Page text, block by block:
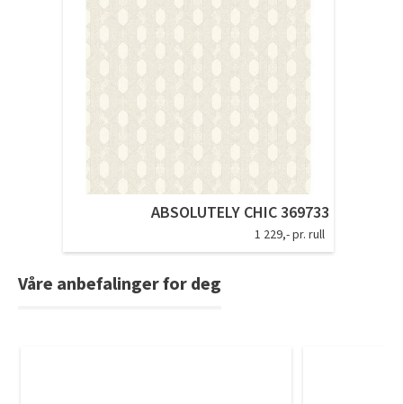
ABSOLUTELY CHIC 369733
1 229,- pr. rull
Våre anbefalinger for deg